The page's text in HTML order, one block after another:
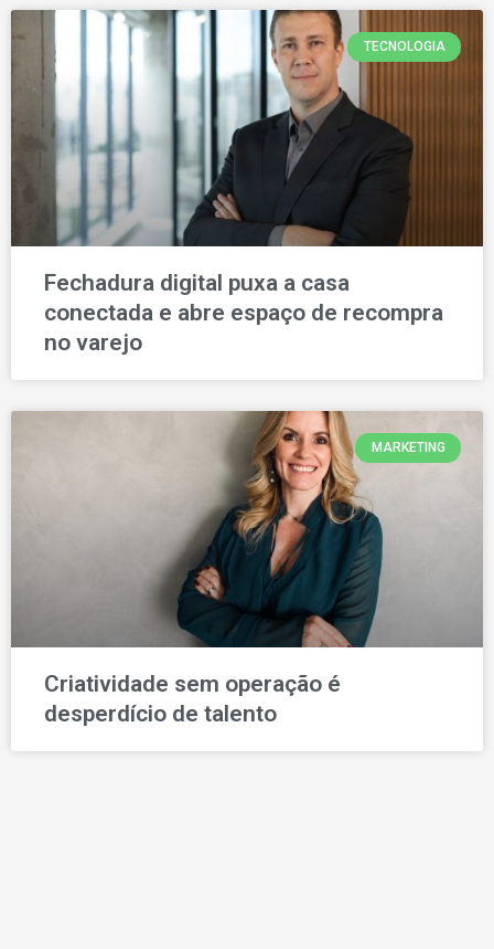
TECNOLOGIA
Fechadura digital puxa a casa
conectada e abre espaço de recompra
no varejo
MARKETING
Criatividade sem operação é
desperdício de talento